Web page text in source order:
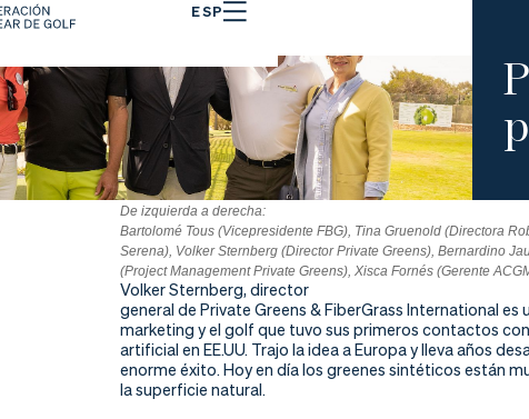
ESP
De izquierda a derecha:
Bartolomé Tous (Vicepresidente FBG), Tina Gruenold (Directora
Serena), Volker Sternberg (Director Private Greens), Bernardino
(Project Management Private Greens), Xisca Fornés (Gerente
Volker Sternberg, director
general de Private Greens & FiberGrass International es
marketing y el golf que tuvo sus primeros contactos
artificial en EE.UU. Trajo la idea a Europa y lleva años
enorme éxito. Hoy en día los greenes sintéticos están
la superficie natural.